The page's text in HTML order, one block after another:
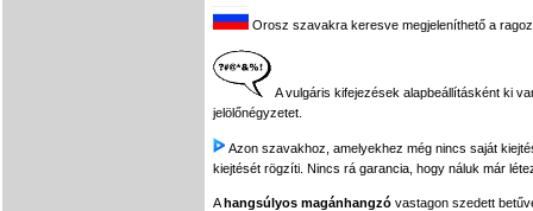
Orosz szavakra keresve megjeleníthető a
A vulgáris kifejezések alapbeállításként ki
jelölőnégyzetet.
Azon szavakhoz, amelyekhez még nincs saját
kiejtését rögzíti. Nincs rá garancia, hogy náluk már
Ahangsúlyos magánhangzó vastagon szedett